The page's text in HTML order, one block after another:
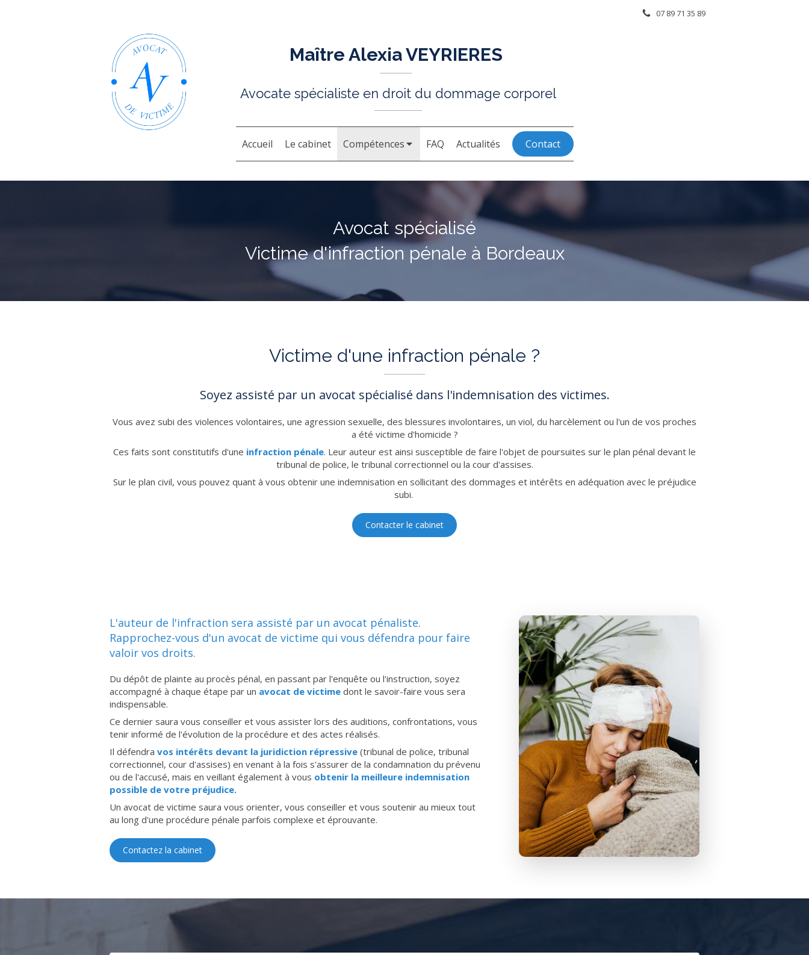
07 89 71 35 89
Maître Alexia VEYRIERES
Avocate spécialiste en droit du dommage corporel
Accueil Le cabinet Compétences FAQ Actualités Contact
Avocat spécialisé
Victime d'infraction pénale à Bordeaux
Victime d'une infraction pénale ?
Soyez assisté par un avocat spécialisé dans l'indemnisation des victimes.
Vous avez subi des violences volontaires, une agression sexuelle, des blessures involontaires, un viol, du harcèlement ou l'un de vos proches
a été victime d'homicide ?
Ces faits sont constitutifs d'une infraction pénale. Leur auteur est ainsi susceptible de faire l'objet de poursuites sur le plan pénal devant le
tribunal de police, le tribunal correctionnel ou la cour d'assises.
Sur le plan civil, vous pouvez quant à vous obtenir une indemnisation en sollicitant des dommages et intérêts en adéquation avec le préjudice
subi.
Contacter le cabinet
L'auteur de l'infraction sera assisté par un avocat pénaliste.
Rapprochez-vous d'un avocat de victime qui vous défendra pour faire
valoir vos droits.
Du dépôt de plainte au procès pénal, en passant par l'enquête ou l'instruction, soyez
accompagné à chaque étape par un avocat de victime dont le savoir-faire vous sera
indispensable.
Ce dernier saura vous conseiller et vous assister lors des auditions, confrontations, vous
tenir informé de l'évolution de la procédure et des actes réalisés.
Il défendra vos intérêts devant la juridiction répressive (tribunal de police, tribunal
correctionnel, cour d'assises) en venant à la fois s'assurer de la condamnation du prévenu
ou de l'accusé, mais en veillant également à vous obtenir la meilleure indemnisation
possible de votre préjudice.
Un avocat de victime saura vous orienter, vous conseiller et vous soutenir au mieux tout
au long d'une procédure pénale parfois complexe et éprouvante.
Contactez la cabinet